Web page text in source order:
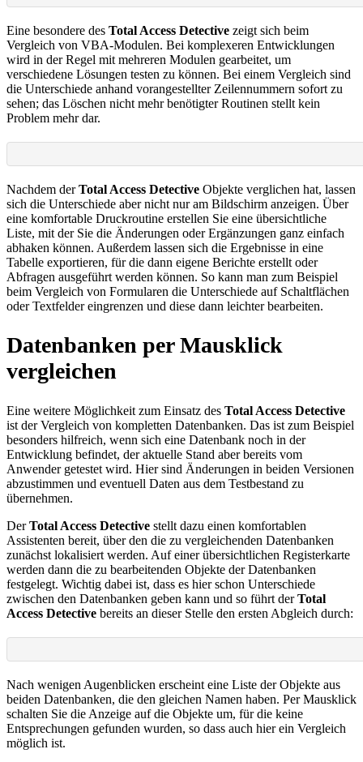
Eine besondere des Total Access Detective zeigt sich beim
Vergleich von VBA-Modulen. Bei komplexeren Entwicklungen
wird in der Regel mit mehreren Modulen gearbeitet, um
verschiedene Lösungen testen zu können. Bei einem Vergleich sind
die Unterschiede anhand vorangestellter Zeilennummern sofort zu
sehen; das Löschen nicht mehr benötigter Routinen stellt kein
Problem mehr dar.
Nachdem derTotal Access Detective Objekte verglichen hat, lassen
sich die Unterschiede aber nicht nur am Bildschirm anzeigen. Über
eine komfortable Druckroutine erstellen Sie eine übersichtliche
Liste, mit der Sie die Änderungen oder Ergänzungen ganz einfach
abhaken können. Außerdem lassen sich die Ergebnisse in eine
Tabelle exportieren, für die dann eigene Berichte erstellt oder
Abfragen ausgeführt werden können. So kann man zum Beispiel
beim Vergleich von Formularen die Unterschiede auf Schaltflächen
oder Textfelder eingrenzen und diese dann leichter bearbeiten.
Datenbanken per Mausklick
vergleichen
Eine weitere Möglichkeit zum Einsatz des Total Access Detective
ist der Vergleich von kompletten Datenbanken. Das ist zum Beispiel
besonders hilfreich, wenn sich eine Datenbank noch in der
Entwicklung befindet, der aktuelle Stand aber bereits vom
Anwender getestet wird. Hier sind Änderungen in beiden Versionen
abzustimmen und eventuell Daten aus dem Testbestand zu
übernehmen.
DerTotal Access Detective stellt dazu einen komfortablen
Assistenten bereit, über den die zu vergleichenden Datenbanken
zunächst lokalisiert werden. Auf einer übersichtlichen Registerkarte
werden dann die zu bearbeitenden Objekte der Datenbanken
festgelegt. Wichtig dabei ist, dass es hier schon Unterschiede
zwischen den Datenbanken geben kann und so führt derTotal
Access Detective bereits an dieser Stelle den ersten Abgleich durch:
Nach wenigen Augenblicken erscheint eine Liste der Objekte aus
beiden Datenbanken, die den gleichen Namen haben. Per Mausklick
schalten Sie die Anzeige auf die Objekte um, für die keine
Entsprechungen gefunden wurden, so dass auch hier ein Vergleich
möglich ist.